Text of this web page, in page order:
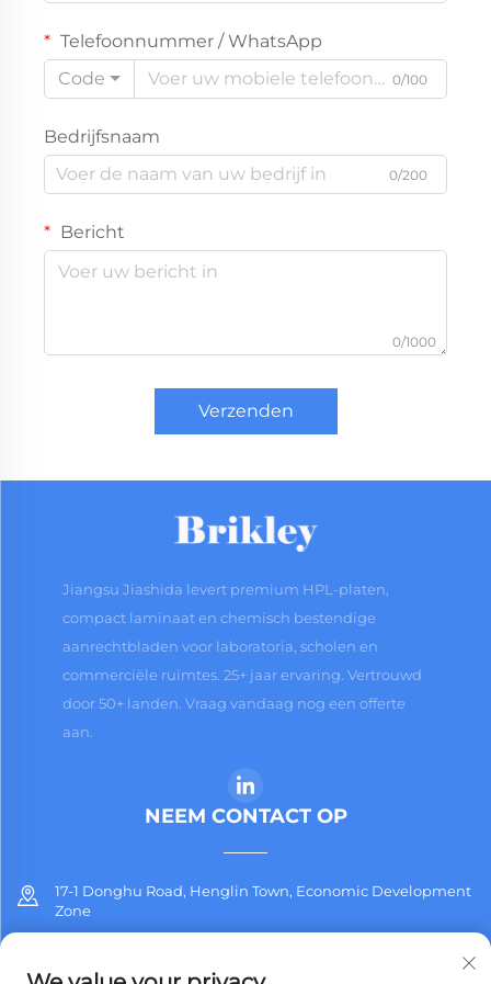
Telefoonnummer / WhatsApp
Code
0/100
Bedrijfsnaam
0/200
Bericht
0/1000
Verzenden
Jiangsu Jiashida levert premium HPL-platen,
compact laminaat en chemisch bestendige
aanrechtbladen voor laboratoria, scholen en
commerciële ruimtes. 25+ jaar ervaring. Vertrouwd
door 50+ landen. Vraag vandaag nog een offerte
aan.
NEEM CONTACT OP
17-1 Donghu Road, Henglin Town, Economic Development
Zone